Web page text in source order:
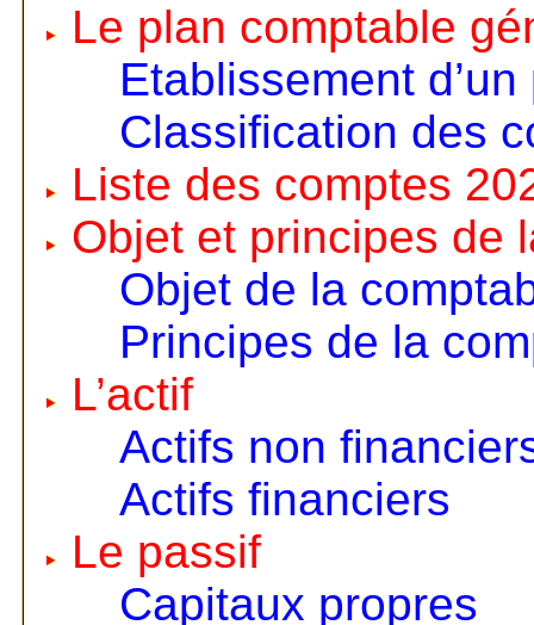
Le plan comptable
Etablissement
Classification des
Liste des comptes
Objet et principes de
Objet de la
Principes de la
L’actif
Actifs non
Actifs financiers
Le passif
Capitaux propres